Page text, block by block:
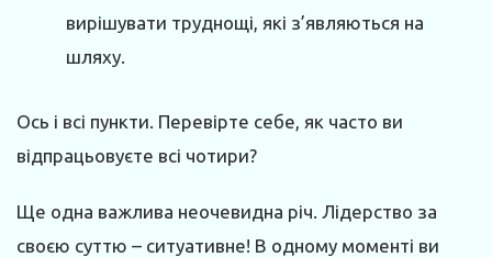
вирішувати труднощі, які з’являються на
шляху.
Ось і всі пункти. Перевірте себе, як часто ви
відпрацьовуєте всі чотири?
Ще одна важлива неочевидна річ. Лідерство за
своєю суттю – ситуативне! В одному моменті ви